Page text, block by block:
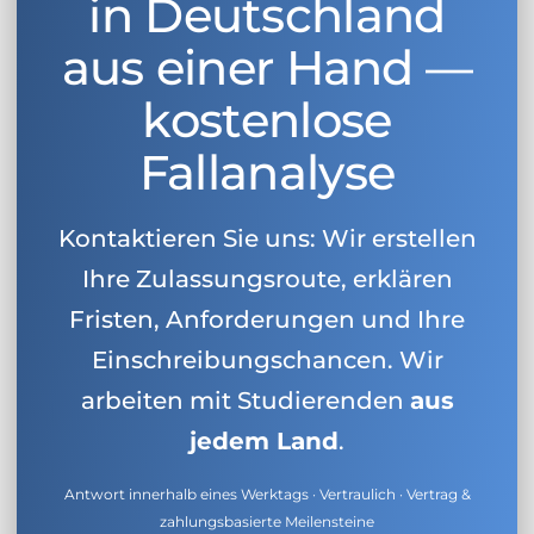
in Deutschland
aus einer Hand —
kostenlose
Fallanalyse
Kontaktieren Sie uns: Wir erstellen
Ihre Zulassungsroute, erklären
Fristen, Anforderungen und Ihre
Einschreibungschancen. Wir
arbeiten mit Studierenden aus
jedem Land.
Antwort innerhalb eines Werktags · Vertraulich · Vertrag &
zahlungsbasierte Meilensteine